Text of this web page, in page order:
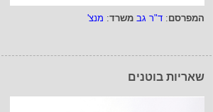
המפרסם: ד"ר גב משרד: מנצ'
שאריות בוטנים